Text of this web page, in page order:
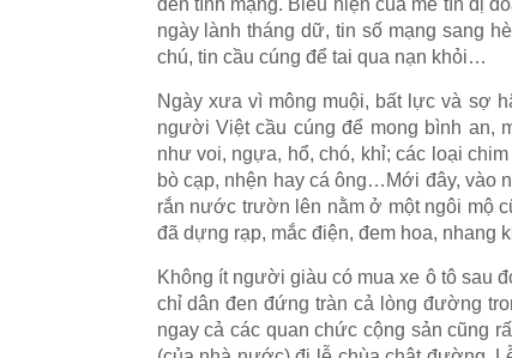
đến tính mạng. Biểu hiện của mê tín dị
ngày lành tháng dữ, tin số mạng sang
chú, tin cầu cúng để tai qua nạn khỏi…
Ngày xưa vì mông muội, bất lực và sợ
người Việt cầu cúng để mong bình an,
như voi, ngựa, hổ, chó, khỉ; các loại
bò cạp, nhện hay cá ông…Mới đây, vào
rắn nước trườn lên nằm ở một ngôi mộ
đã dựng rạp, mắc điện, đem hoa, nhang
Không ít người giàu có mua xe ô tô sau
chỉ dân đen đứng tràn cả lòng đường
ngay cả các quan chức cộng sản cũng